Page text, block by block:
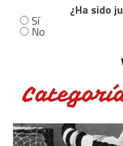
¿Ha sido
Sí
No